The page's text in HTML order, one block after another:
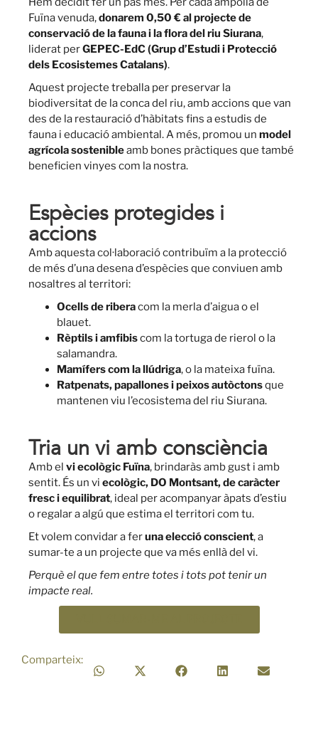
Fuïna venuda,donarem 0,50 € al projecte de
conservació de la fauna i la flora del riu Siurana,
liderat perGEPEC-EdC (Grup d’Estudi i Protecció
dels Ecosistemes Catalans).
Aquest projecte treballa per preservar la
biodiversitat de la conca del riu, amb accions que van
des de la restauració d’hàbitats fins a estudis de
fauna i educació ambiental. A més, promou un model
agrícola sostenibleamb bones pràctiques que també
beneficien vinyes com la nostra.
Espècies protegides i
accions
Amb aquesta col·laboració contribuïm a la protecció
de més d’una desena d’espècies que conviuen amb
nosaltres al territori:
Ocells de riberacom la merla d’aigua o el
blauet.
Rèptils i amfibiscom la tortuga de rierol o la
salamandra.
Mamífers com la llúdriga, o la mateixa fuïna.
Ratpenats, papallones i peixos autòctonsque
mantenen viu l’ecosistema del riu Siurana.
Tria un vi amb consciència
Amb el vi ecològic Fuïna, brindaràs amb gust i amb
sentit. És un vi ecològic, DO Montsant, de caràcter
fresc i equilibrat, ideal per acompanyar àpats d’estiu
o regalar a algú que estima el territori com tu.
Et volem convidar a feruna elecció conscient, a
sumar-te a un projecte que va més enllà del vi.
Perquè el que fem entre totes i tots pot tenir un
impacte real.
Comparteix: